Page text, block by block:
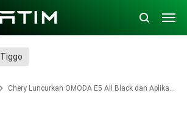
Tiggo
Chery Luncurkan OMODA E5 All Black dan Aplikasi Car Link O, Kemudahan Baru dalam Genggaman